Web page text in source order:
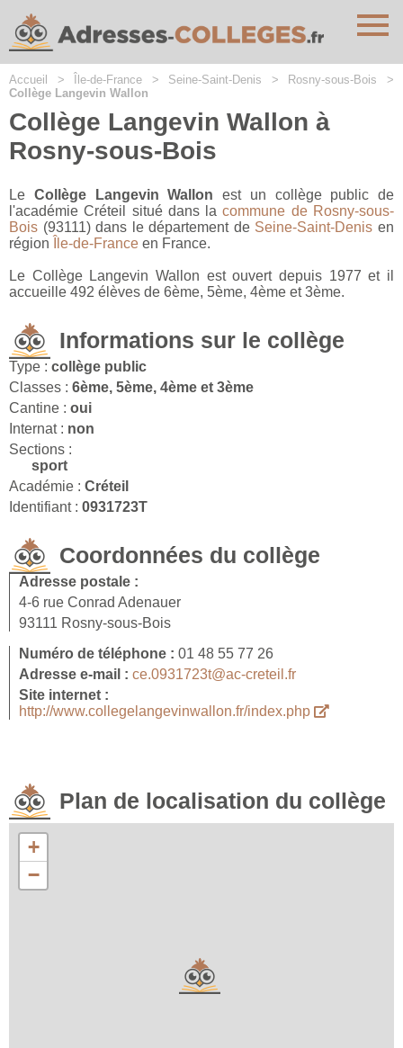
Accueil > Île-de-France > Seine-Saint-Denis > Rosny-sous-Bois >
Collège Langevin Wallon
Collège Langevin Wallon à
Rosny-sous-Bois
Le Collège Langevin Wallon est un collège public de
l'académie Créteil situé dans lacommune de Rosny-sous-
Bois (93111) dans le département de Seine-Saint-Denis en
région
Île-de-France en France.
Le Collège Langevin Wallon est ouvert depuis 1977 et il
accueille 492 élèves de 6ème, 5ème, 4ème et 3ème.
Informations sur le collège
Type : collège public
Classes : 6ème, 5ème, 4ème et 3ème
Cantine : oui
Internat : non
Sections :
sport
Académie : Créteil
Identifiant : 0931723T
Coordonnées du collège
Adresse postale :
4-6 rue Conrad Adenauer
93111 Rosny-sous-Bois
Numéro de téléphone : 01 48 55 77 26
Adresse e-mail : ce.0931723t@ac-creteil.fr
Site internet :
http://www.collegelangevinwallon.fr/index.php
Plan de localisation du collège
+
−